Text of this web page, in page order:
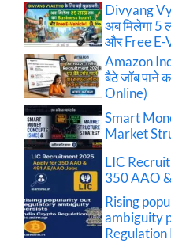
Divyang
अब मिलेगा 5
और Free E-
Amazon
बैठे जॉब पाने
Online)
Smart
Market
LIC
350 AAO
Rising
ambiguity
Regulation